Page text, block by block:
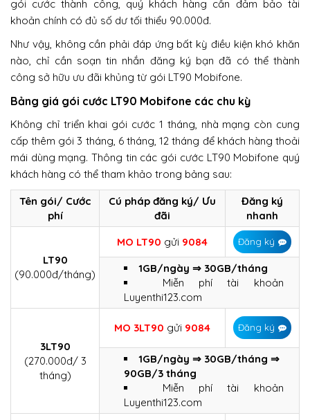
gói cước thành công, quý khách hàng cần đảm bảo tài
khoản chính có đủ số dư tối thiểu 90.000đ.
Như vậy, không cần phải đáp ứng bất kỳ điều kiện khó khăn
nào, chỉ cần soạn tin nhắn đăng ký bạn đã có thể thành
công sở hữu ưu đãi khủng từ gói LT90 Mobifone.
Bảng giá gói cước LT90 Mobifone các chu kỳ
Không chỉ triển khai gói cước 1 tháng, nhà mạng còn cung
cấp thêm gói 3 tháng, 6 tháng, 12 tháng để khách hàng thoải
mái dùng mạng. Thông tin các gói cước LT90 Mobifone quý
khách hàng có thể tham khảo trong bảng sau:
Tên gói/ Cước
phí
Cú pháp đăng ký/ Ưu
đãi
Đăng ký
nhanh
LT90
(90.000đ/tháng)
MO LT90 gửi 9084 Đăng ký
1GB/ngày ⇒ 30GB/tháng
Miễn phí tài khoản
Luyenthi123.com
3LT90
(270.000đ/ 3
tháng)
MO 3LT90 gửi 9084 Đăng ký
1GB/ngày ⇒ 30GB/tháng ⇒
90GB/3 tháng
Miễn phí tài khoản
Luyenthi123.com